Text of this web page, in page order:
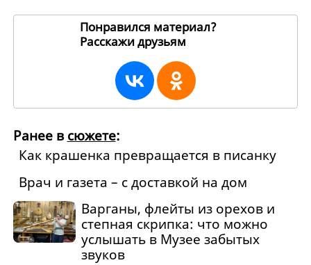
Понравился материал?
Расскажи друзьям
Ранее в сюжете:
Как крашенка превращается в писанку
Врач и газета – с доставкой на дом
Варганы, флейты из орехов и
степная скрипка: что можно
услышать в Музее забытых
звуков